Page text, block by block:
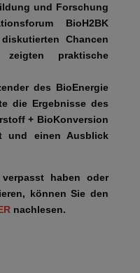
und Forschung
BioH2BK
Chancen
praktische
des BioEnergie
die Ergebnisse des
+ BioKonversion
und einen Ausblick
haben oder
können Sie den
nachlesen.